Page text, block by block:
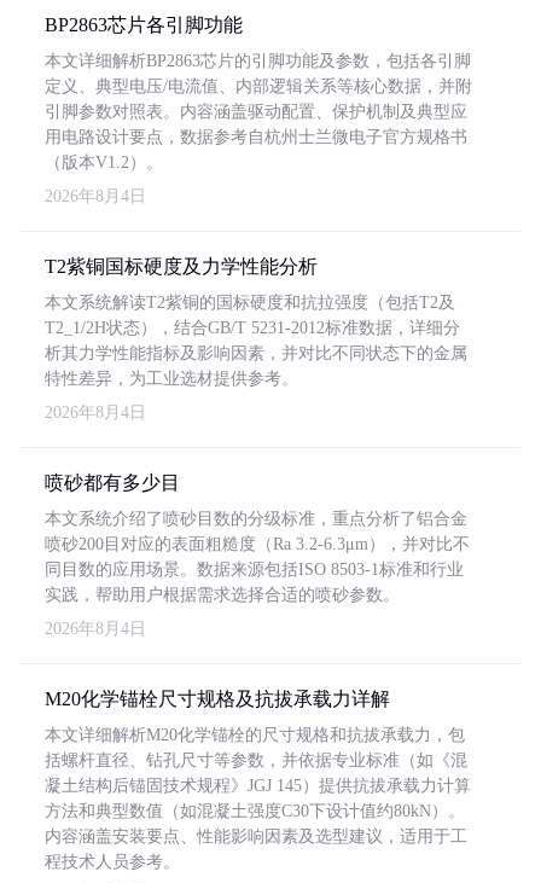
BP2863芯片各引脚功能
本文详细解析BP2863芯片的引脚功能及参数，包括各引脚
定义、典型电压/电流值、内部逻辑关系等核心数据，并附
引脚参数对照表。内容涵盖驱动配置、保护机制及典型应
用电路设计要点，数据参考自杭州士兰微电子官方规格书
（版本V1.2）。
2026年8月4日
T2紫铜国标硬度及力学性能分析
本文系统解读T2紫铜的国标硬度和抗拉强度（包括T2及
T2_1/2H状态），结合GB/T 5231-2012标准数据，详细分
析其力学性能指标及影响因素，并对比不同状态下的金属
特性差异，为工业选材提供参考。
2026年8月4日
喷砂都有多少目
本文系统介绍了喷砂目数的分级标准，重点分析了铝合金
喷砂200目对应的表面粗糙度（Ra 3.2-6.3μm），并对比不
同目数的应用场景。数据来源包括ISO 8503-1标准和行业
实践，帮助用户根据需求选择合适的喷砂参数。
2026年8月4日
M20化学锚栓尺寸规格及抗拔承载力详解
本文详细解析M20化学锚栓的尺寸规格和抗拔承载力，包
括螺杆直径、钻孔尺寸等参数，并依据专业标准（如《混
凝土结构后锚固技术规程》JGJ 145）提供抗拔承载力计算
方法和典型数值（如混凝土强度C30下设计值约80kN）。
内容涵盖安装要点、性能影响因素及选型建议，适用于工
程技术人员参考。